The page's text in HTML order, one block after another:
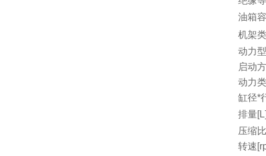
油箱
机架
动力
启动
动力
缸径*
排量
压缩比
转速